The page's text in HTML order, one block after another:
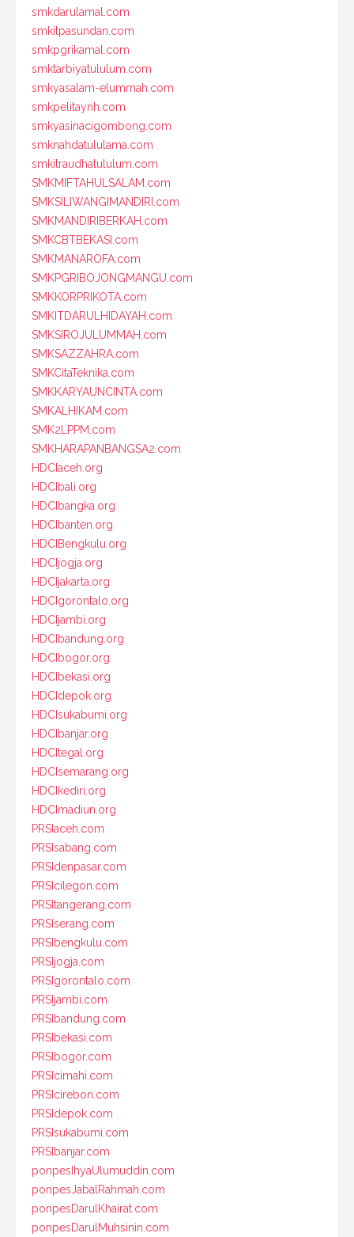
smkdarulamal.com
smkitpasundan.com
smkpgrikamal.com
smktarbiyatululum.com
smkyasalam-elummah.com
smkpelitaynh.com
smkyasinacigombong.com
smknahdatululama.com
smkitraudhatululum.com
SMKMIFTAHULSALAM.com
SMKSILIWANGIMANDIRI.com
SMKMANDIRIBERKAH.com
SMKCBTBEKASI.com
SMKMANAROFA.com
SMKPGRIBOJONGMANGU.com
SMKKORPRIKOTA.com
SMKITDARULHIDAYAH.com
SMKSIROJULUMMAH.com
SMKSAZZAHRA.com
SMKCitaTeknika.com
SMKKARYAUNCINTA.com
SMKALHIKAM.com
SMK2LPPM.com
SMKHARAPANBANGSA2.com
HDCIaceh.org
HDCIbali.org
HDCIbangka.org
HDCIbanten.org
HDCIBengkulu.org
HDCIjogja.org
HDCIjakarta.org
HDCIgorontalo.org
HDCIjambi.org
HDCIbandung.org
HDCIbogor.org
HDCIbekasi.org
HDCIdepok.org
HDCIsukabumi.org
HDCIbanjar.org
HDCItegal.org
HDCIsemarang.org
HDCIkediri.org
HDCImadiun.org
PRSIaceh.com
PRSIsabang.com
PRSIdenpasar.com
PRSIcilegon.com
PRSItangerang.com
PRSIserang.com
PRSIbengkulu.com
PRSIjogja.com
PRSIgorontalo.com
PRSIjambi.com
PRSIbandung.com
PRSIbekasi.com
PRSIbogor.com
PRSIcimahi.com
PRSIcirebon.com
PRSIdepok.com
PRSIsukabumi.com
PRSIbanjar.com
ponpesIhyaUlumuddin.com
ponpesJabalRahmah.com
ponpesDarulKhairat.com
ponpesDarulMuhsinin.com